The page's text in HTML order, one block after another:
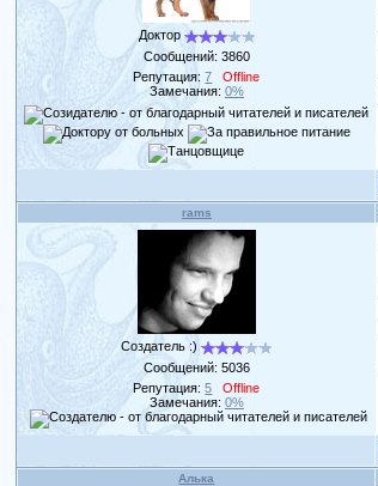
Доктор
Сообщений: 3860
Репутация:7
Offline
Замечания: 0%
rams
Создатель :)
Сообщений: 5036
Репутация:5
Offline
Замечания: 0%
Алька